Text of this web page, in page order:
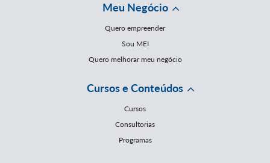
Meu Negócio
Quero empreender
Sou MEI
Quero melhorar meu negócio
Cursos e Conteúdos
Cursos
Consultorias
Programas